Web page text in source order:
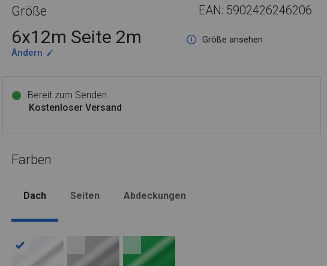
Größe EAN: 5902426246206
6x12m Seite 2m
Größe ansehen
Ändern
Bereit zum Senden
Kostenloser Versand
Farben
Dach Seiten Abdeckungen